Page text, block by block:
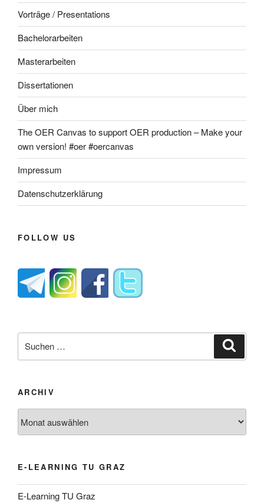
Vorträge / Presentations
Bachelorarbeiten
Masterarbeiten
Dissertationen
Über mich
The OER Canvas to support OER production – Make your
own version! #oer #oercanvas
Impressum
Datenschutzerklärung
FOLLOW US
nach:
ARCHIV
E-LEARNING TU GRAZ
E-Learning TU Graz